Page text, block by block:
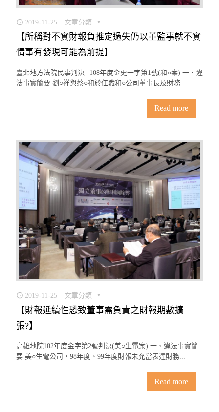
2019-11-25 文章分類
【所稱對不實財報負推定過失仍以董監事就不實
情事有發現可能為前提】
臺北地方法院民事判決─108年度金更一字第1號(和○案) 一、違
法事實簡要 劉○祥與蔡○和於任職和○公司董事長及財務...
Read more
2019-11-25 文章分類
【財報延續性恐致董事需負責之財報期數擴
張?】
高雄地院102年度金字第2號判決(美○生電案) 一、違法事實簡
要 美○生電公司，98年度、99年度財報未允當表達財務...
Read more